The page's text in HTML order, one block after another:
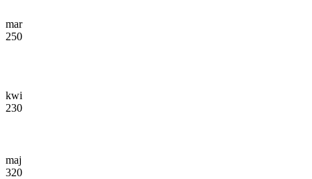
mar
250
kwi
230
maj
320